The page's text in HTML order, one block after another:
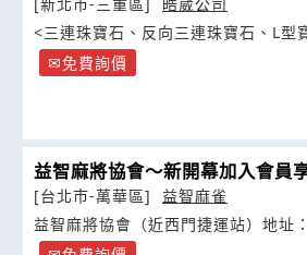
<三連珠寶石、反向三連珠寶石、L型
免費詢價
益智麻將協會～新開幕加入會員
[台北市-萬華區]
益智麻雀
益智麻將協會（近西門捷運站）地址